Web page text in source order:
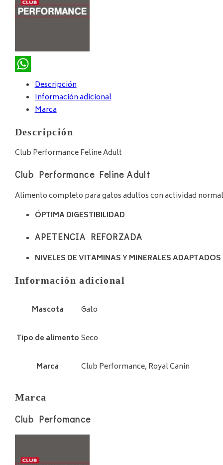
WhatsApp
Descripción
Información adicional
Marca
Descripción
Club Performance Feline Adult
Club Performance Feline Adult
Alimento completo para gatos adultos con actividad normal
ÓPTIMA DIGESTIBILIDAD
APETENCIA REFORZADA
NIVELES DE VITAMINAS Y MINERALES ADAPTADOS
Información adicional
Mascota Gato
Tipo de alimento Seco
Marca Club Performance, Royal Canin
Marca
Club Perfomance